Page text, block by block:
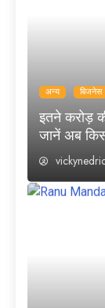
अन्य बिजनेस
इतने करोड़
जानें अब